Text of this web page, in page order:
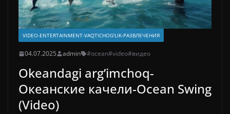
VIDEO-ENTERTAINMENT-VAQTICHOG'LIK-РАЗВЛЕЧЕНИЯ
04.07.2025 admin #ocean#video#видео
Okeandagi arg’imchoq-
Океанские качели-Ocean Swing
(Video)